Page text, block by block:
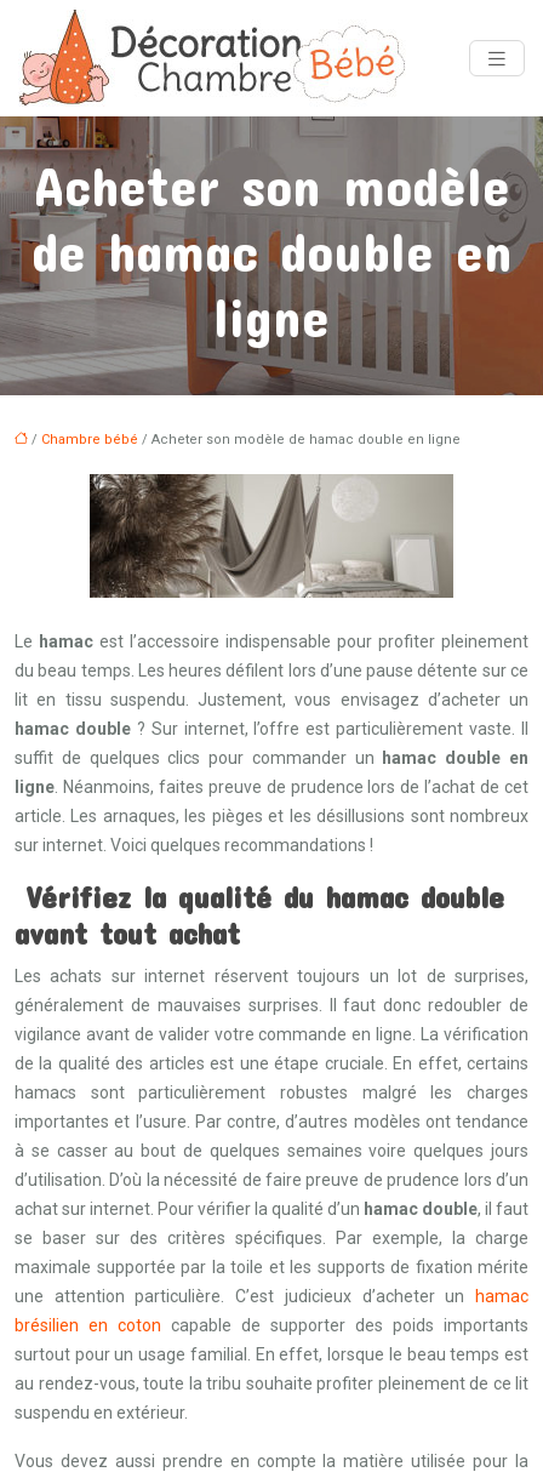
Acheter son modèle
de hamac double en
ligne
/ Chambre bébé / Acheter son modèle de hamac double en ligne
Le hamac est l’accessoire indispensable pour profiter pleinement
du beau temps. Les heures défilent lors d’une pause détente sur ce
lit en tissu suspendu. Justement, vous envisagez d’acheter un
hamac double? Sur internet, l’offre est particulièrement vaste. Il
suffit de quelques clics pour commander un hamac double en
ligne . Néanmoins, faites preuve de prudence lors de l’achat de cet
article. Les arnaques, les pièges et les désillusions sont nombreux
sur internet. Voici quelques recommandations !
Vérifiez la qualité du hamac double
avant tout achat
Les achats sur internet réservent toujours un lot de surprises,
généralement de mauvaises surprises. Il faut donc redoubler de
vigilance avant de valider votre commande en ligne. La vérification
de la qualité des articles est une étape cruciale. En effet, certains
hamacs sont particulièrement robustes malgré les charges
importantes et l’usure. Par contre, d’autres modèles ont tendance
à se casser au bout de quelques semaines voire quelques jours
d’utilisation. D’où la nécessité de faire preuve de prudence lors d’un
achat sur internet. Pour vérifier la qualité d’un hamac double, il faut
se baser sur des critères spécifiques. Par exemple, la charge
maximale supportée par la toile et les supports de fixation mérite
une attention particulière. C’est judicieux d’acheter un
hamac
brésilien en coton capable de supporter des poids importants
surtout pour un usage familial. En effet, lorsque le beau temps est
au rendez-vous, toute la tribu souhaite profiter pleinement de ce lit
suspendu en extérieur.
Vous devez aussi prendre en compte la matière utilisée pour la